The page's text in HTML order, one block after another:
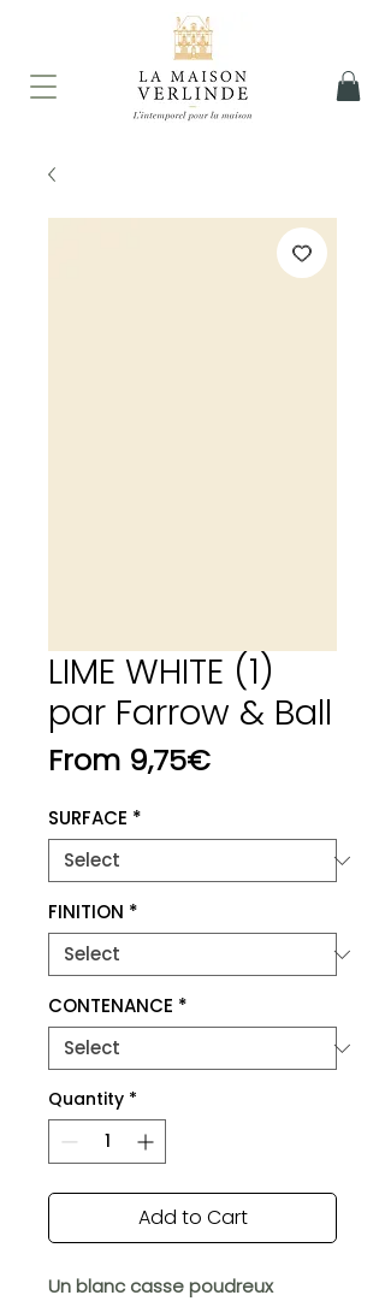
LIME WHITE (1)
par Farrow & Ball
From 9,75€Price
SURFACE *
FINITION *
CONTENANCE *
Quantity *
Add to Cart
Un blanc casse poudreux